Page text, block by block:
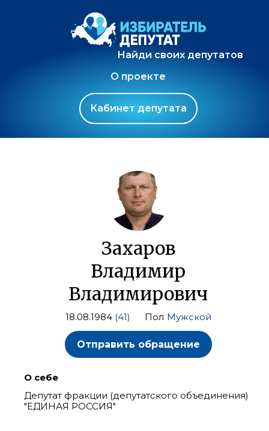
Найди своих депутатов
О проекте
Кабинет депутата
Захаров
Владимир
Владимирович
18.08.1984 (41) Пол Мужской
Отправить обращение
О себе
Депутат фракции (депутатского объединения)
"ЕДИНАЯ РОССИЯ"